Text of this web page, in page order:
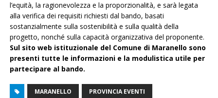
l’equità, la ragionevolezza e la proporzionalità, e sarà legata
alla verifica dei requisiti richiesti dal bando, basati
sostanzialmente sulla sostenibilità e sulla qualità della
progetto, nonché sulla capacità organizzativa del proponente.
Sul sito web istituzionale del Comune di Maranello sono
presenti tutte le informazioni e la modulistica utile per
partecipare al bando.
MARANELLO PROVINCIA EVENTI